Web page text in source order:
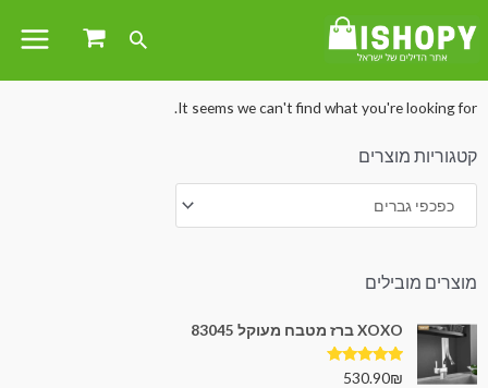
עמוד הבית /הלבשה והנעלה
It seems we can't find what you're looking for.
קטגוריות מוצרים
מוצרים מובילים
XOXO ברז מטבח מעוקל 83045
דורג5.00
530.90₪